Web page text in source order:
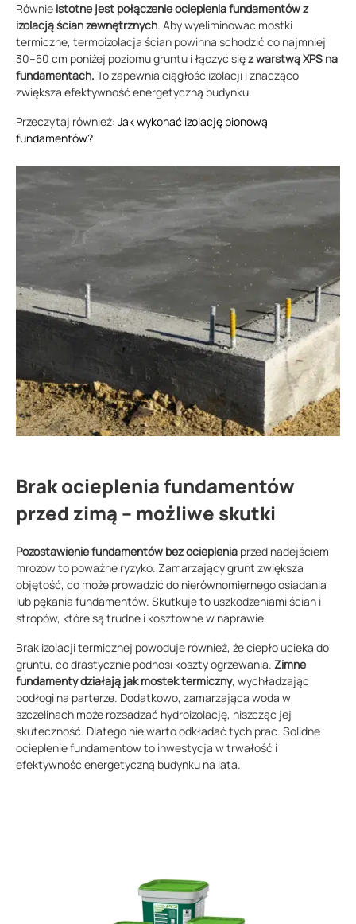
Równie istotne jest połączenie ocieplenia fundamentów z
izolacją ścian zewnętrznych. Aby wyeliminować mostki
termiczne, termoizolacja ścian powinna schodzić co najmniej
30–50 cm poniżej poziomu gruntu i łączyć sięz warstwą XPS na
fundamentach. To zapewnia ciągłość izolacji i znacząco
zwiększa efektywność energetyczną budynku.
Przeczytaj również: Jak wykonać izolację pionową
fundamentów?
Brak ocieplenia fundamentów
przed zimą – możliwe skutki
Pozostawienie fundamentów bez ocieplenia przed nadejściem
mrozów to poważne ryzyko. Zamarzający grunt zwiększa
objętość, co może prowadzić do nierównomiernego osiadania
lub pękania fundamentów. Skutkuje to uszkodzeniami ścian i
stropów, które są trudne i kosztowne w naprawie.
Brak izolacji termicznej powoduje również, że ciepło ucieka do
gruntu, co drastycznie podnosi koszty ogrzewania. Zimne
fundamenty działają jak mostek termiczny, wychładzając
podłogi na parterze. Dodatkowo, zamarzająca woda w
szczelinach może rozsadzać hydroizolację, niszcząc jej
skuteczność. Dlatego nie warto odkładać tych prac. Solidne
ocieplenie fundamentów to inwestycja w trwałość i
efektywność energetyczną budynku na lata.